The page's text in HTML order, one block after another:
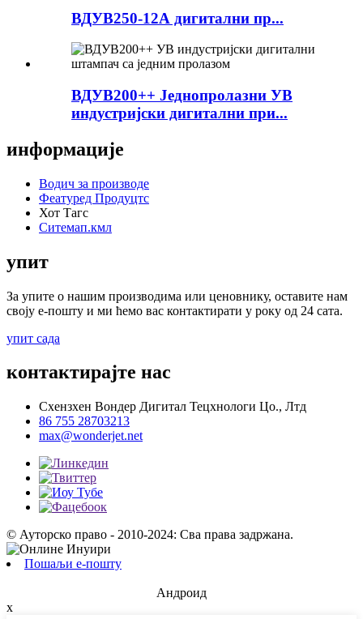
ВДУВ250-12А дигитални пр...
ВДУВ200++ Једнопролазни УВ
индустријски дигитални при...
информације
Водич за производе
Феатуред Продуцтс
Хот Тагс
Ситемап.кмл
упит
За упите о нашим производима или ценовнику, оставите нам
своју е-пошту и ми ћемо вас контактирати у року од 24 сата.
упит сада
контактирајте нас
Схензхен Вондер Дигитал Тецхнологи Цо., Лтд
86 755 28703213
max@wonderjet.net
© Ауторско право - 2010-2024: Сва права задржана.
Пошаљи е-пошту
Андроид
x